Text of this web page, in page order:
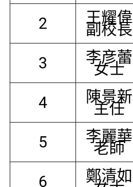
2 王耀偉
副校長
3 李彦蕾
女士
4 陳景新
主任
5 李麗華
老師
6 鄭清如